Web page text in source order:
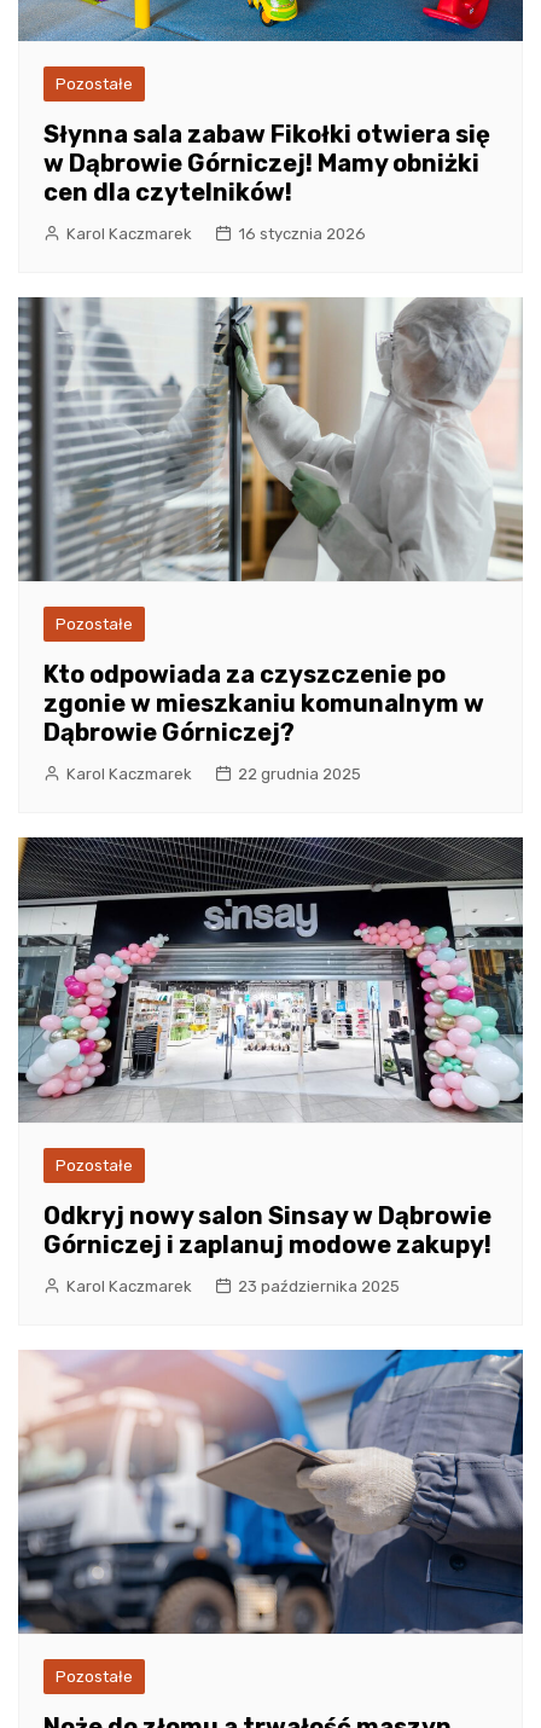
Pozostałe
Słynna sala zabaw Fikołki otwiera się
w Dąbrowie Górniczej! Mamy obniżki
cen dla czytelników!
Karol Kaczmarek 16 stycznia 2026
Pozostałe
Kto odpowiada za czyszczenie po
zgonie w mieszkaniu komunalnym w
Dąbrowie Górniczej?
Karol Kaczmarek 22 grudnia 2025
Pozostałe
Odkryj nowy salon Sinsay w Dąbrowie
Górniczej i zaplanuj modowe zakupy!
Karol Kaczmarek 23 października 2025
Pozostałe